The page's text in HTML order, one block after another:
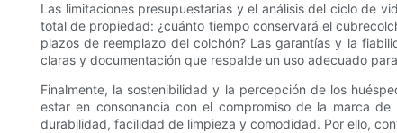
Las limitaciones presupuestarias y el análisis del ciclo de
total de propiedad: ¿cuánto tiempo conservará el
plazos de reemplazo del colchón? Las garantías y la
claras y documentación que respalde un uso adecuado
Finalmente, la sostenibilidad y la percepción de los
estar en consonancia con el compromiso de la marca
durabilidad, facilidad de limpieza y comodidad. Por ello,